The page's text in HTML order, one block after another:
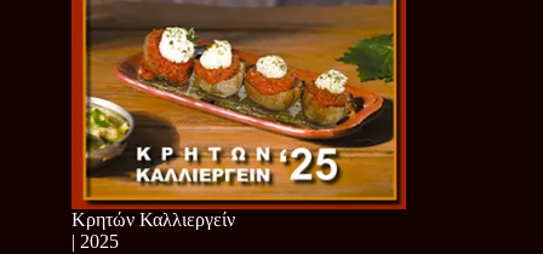
Κρητών Καλλιεργείν
| 2025